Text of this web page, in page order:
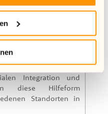
der Jugendhilfe
Inte­gration und
diese Hilfeform
Standorten in